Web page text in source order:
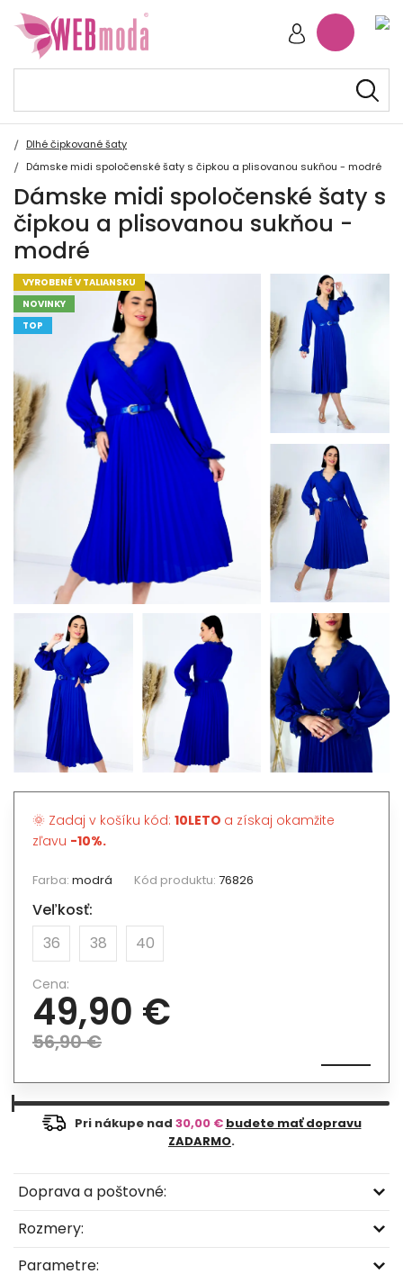
Dlhé čipkované šaty
Dámske midi spoločenské šaty s čipkou a plisovanou sukňou - modré
Dámske midi spoločenské šaty s
čipkou a plisovanou sukňou -
modré
VYROBENÉ V TALIANSKU
NOVINKY
TOP
🌞 Zadaj v košíku kód: 10LETO a získaj okamžite
zľavu -10%.
Farba: modrá Kód produktu: 76826
Veľkosť:
36
38 40
Cena:
49,90 €
56,90 €
Pri nákupe nad 30,00 € budete mať dopravu
ZADARMO.
Doprava a poštovné:
Rozmery:
Parametre: